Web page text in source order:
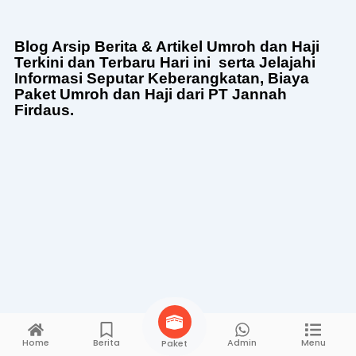
Blog Arsip Berita & Artikel Umroh dan Haji
Terkini dan Terbaru Hari ini serta Jelajahi
Informasi Seputar Keberangkatan, Biaya
Paket Umroh dan Haji dari PT Jannah
Firdaus.
Home Berita Paket Admin Menu